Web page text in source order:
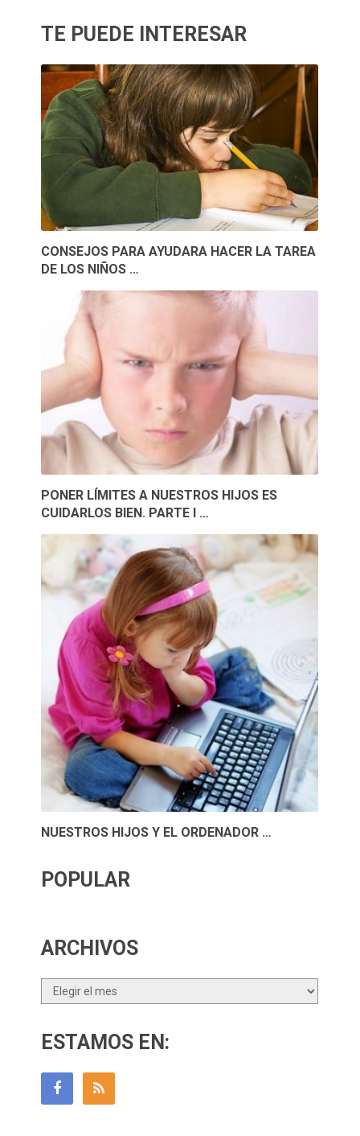
TE PUEDE INTERESAR
CONSEJOS PARA AYUDARA HACER LA TAREA
DE LOS NIÑOS …
PONER LÍMITES A NUESTROS HIJOS ES
CUIDARLOS BIEN. PARTE I …
NUESTROS HIJOS Y EL ORDENADOR …
POPULAR
ARCHIVOS
Archivos
ESTAMOS EN: